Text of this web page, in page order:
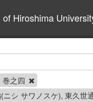
Hiroshima
巻之四
ニシ サワノスケ), 東久